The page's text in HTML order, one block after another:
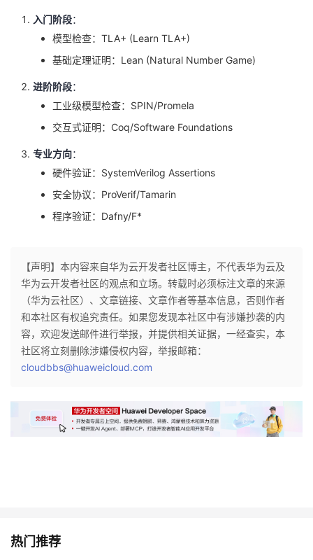
入门阶段：
模型检查：TLA+ (Learn TLA+)
基础定理证明：Lean (Natural Number Game)
进阶阶段：
工业级模型检查：SPIN/Promela
交互式证明：Coq/Software Foundations
专业方向：
硬件验证：SystemVerilog Assertions
安全协议：ProVerif/Tamarin
程序验证：Dafny/F*
【声明】本内容来自华为云开发者社区博主，不代表华为云及
华为云开发者社区的观点和立场。转载时必须标注文章的来源
（华为云社区）、文章链接、文章作者等基本信息，否则作者
和本社区有权追究责任。如果您发现本社区中有涉嫌抄袭的内
容，欢迎发送邮件进行举报，并提供相关证据，一经查实，本
社区将立刻删除涉嫌侵权内容，举报邮箱：
cloudbbs@huaweicloud.com
热门推荐